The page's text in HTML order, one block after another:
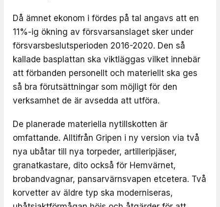
Då ämnet ekonom i fördes på tal angavs att en
11%-ig ökning av försvarsanslaget sker under
försvarsbeslutsperioden 2016-2020. Den så
kallade basplattan ska viktläggas vilket innebär
att förbanden personellt och materiellt ska ges
så bra förutsättningar som möjligt för den
verksamhet de är avsedda att utföra.
De planerade materiella nytillskotten är
omfattande. Alltifrån Gripen i ny version via två
nya ubåtar till nya torpeder, artilleripjäser,
granatkastare, dito också för Hemvärnet,
brobandvagnar, pansarvärnsvapen etcetera. Två
korvetter av äldre typ ska moderniseras,